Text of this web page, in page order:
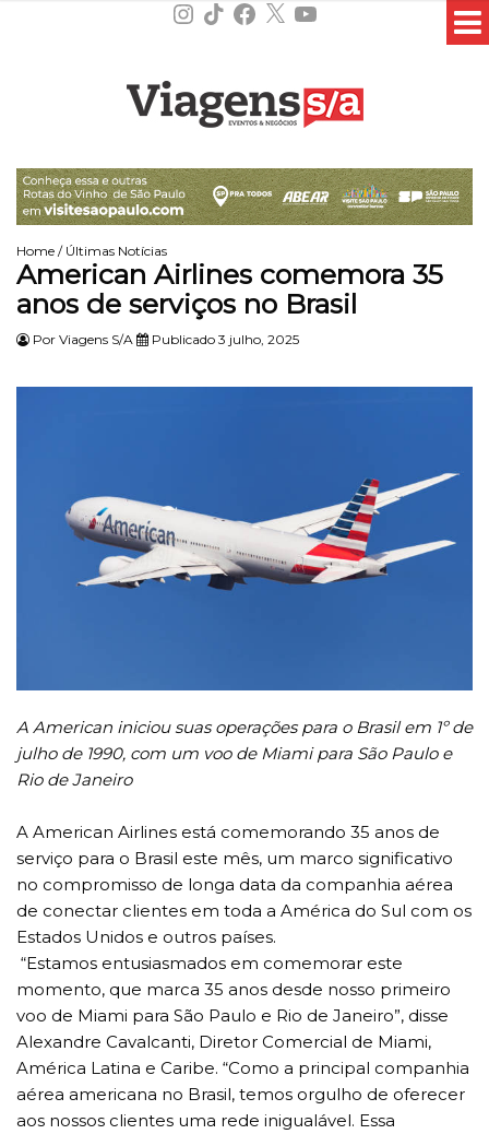
Instagram
TikTokFacebook
X YouTube
Home / Últimas Notícias
American Airlines comemora 35
anos de serviços no Brasil
Por Viagens S/A Publicado 3 julho, 2025
A American iniciou suas operações para o Brasil em 1º de
julho de 1990, com um voo de Miami para São Paulo e
Rio de Janeiro
A American Airlines está comemorando 35 anos de
serviço para o Brasil este mês, um marco significativo
no compromisso de longa data da companhia aérea
de conectar clientes em toda a América do Sul com os
Estados Unidos e outros países.
“Estamos entusiasmados em comemorar este
momento, que marca 35 anos desde nosso primeiro
voo de Miami para São Paulo e Rio de Janeiro”, disse
Alexandre Cavalcanti, Diretor Comercial de Miami,
América Latina e Caribe. “Como a principal companhia
aérea americana no Brasil, temos orgulho de oferecer
aos nossos clientes uma rede inigualável. Essa